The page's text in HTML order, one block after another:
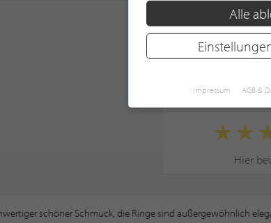
Hier
schöner Schmuck, die Ringe sind außergewöhnlich
Alle
Impressum AGB &